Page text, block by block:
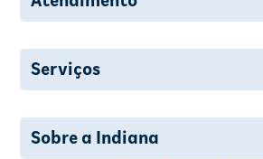
Serviços
Sobre a Indiana